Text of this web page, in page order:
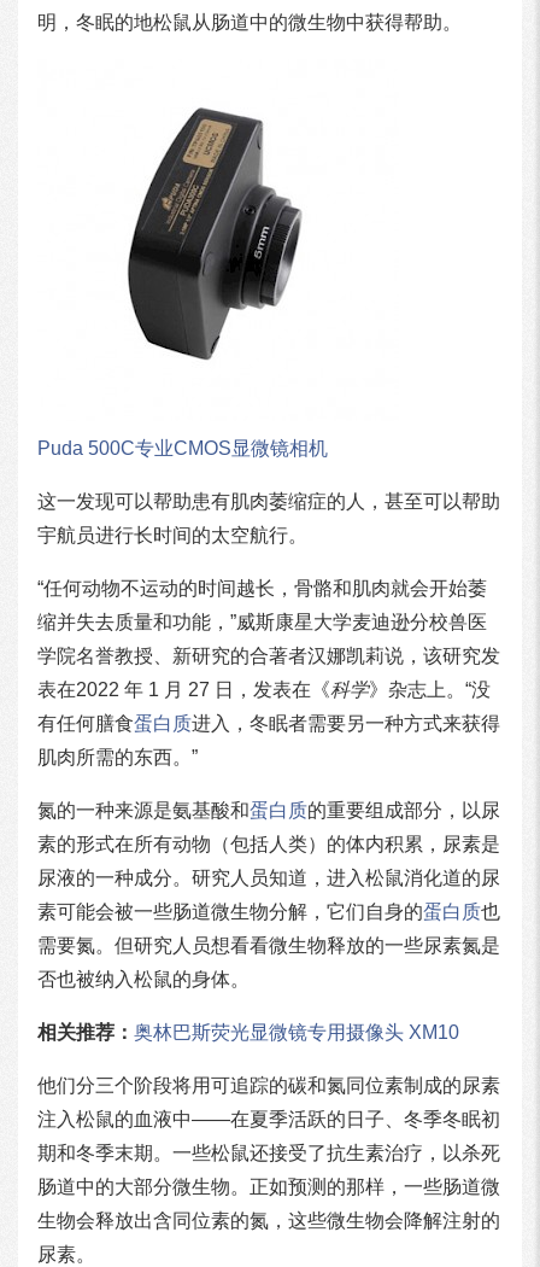
明，冬眠的地松鼠从肠道中的微生物中获得帮助。
Puda 500C专业CMOS显微镜相机
这一发现可以帮助患有肌肉萎缩症的人，甚至可以帮助
宇航员进行长时间的太空航行。
“任何动物不运动的时间越长，骨骼和肌肉就会开始萎
缩并失去质量和功能，”威斯康星大学麦迪逊分校兽医
学院名誉教授、新研究的合著者汉娜凯莉说，该研究发
表在2022 年 1 月 27 日，发表在《科学》杂志上。“没
有任何膳食蛋白质进入，冬眠者需要另一种方式来获得
肌肉所需的东西。”
氮的一种来源是氨基酸和蛋白质的重要​​组成部分，以尿
素的形式在所有动物（包括人类）的体内积累，尿素是
尿液的一种成分。研究人员知道，进入松鼠消化道的尿
素可能会被一些肠道微生物分解，它们自身的蛋白质也
需要氮。但研究人员想看看微生物释放的一些尿素氮是
否也被纳入松鼠的身体。
相关推荐： 奥林巴斯荧光显微镜专用摄像头 XM10
他们分三个阶段将用可追踪的碳和氮同位素制成的尿素
注入松鼠的血液中——在夏季活跃的日子、冬季冬眠初
期和冬季末期。一些松鼠还接受了抗生素治疗，以杀死
肠道中的大部分微生物。正如预测的那样，一些肠道微
生物会释放出含同位素的氮，这些微生物会降解注射的
尿素。